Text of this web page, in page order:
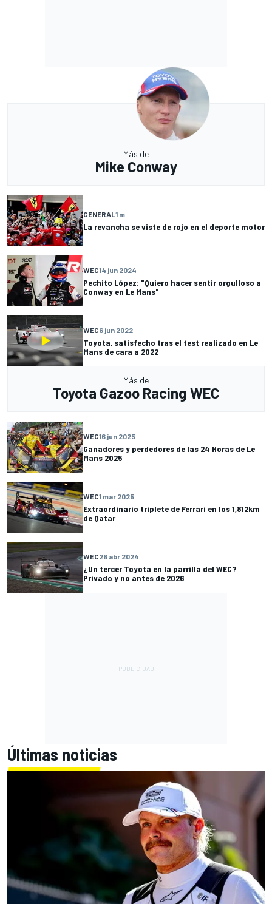
Más de
Mike Conway
GENERAL1 m
La revancha se viste de rojo en el deporte motor
WEC14 jun 2024
Pechito López: "Quiero hacer sentir orgulloso a
Conway en Le Mans"
WEC6 jun 2022
Toyota, satisfecho tras el test realizado en Le
Mans de cara a 2022
Más de
Toyota Gazoo Racing WEC
WEC16 jun 2025
Ganadores y perdedores de las 24 Horas de Le
Mans 2025
WEC1 mar 2025
Extraordinario triplete de Ferrari en los 1,812km
de Qatar
WEC26 abr 2024
¿Un tercer Toyota en la parrilla del WEC?
Privado y no antes de 2026
Últimas noticias